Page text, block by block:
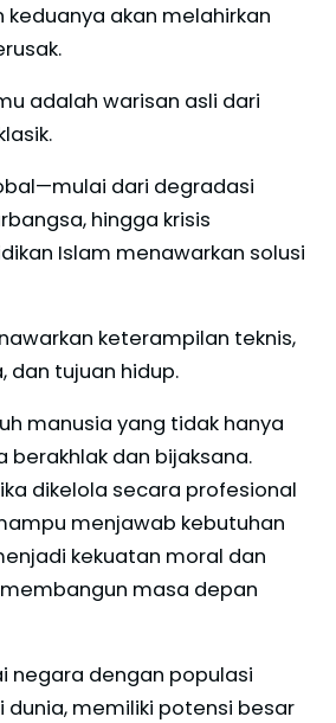
akan melahirkan
adalah warisan asli dari
dari degradasi
hingga krisis
Islam menawarkan solusi
keterampilan teknis,
dan tujuan hidup.
manusia yang tidak hanya
berakhlak dan bijaksana.
dikelola secara profesional
menjawab kebutuhan
kekuatan moral dan
masa depan
negara dengan populasi
dunia, memiliki potensi besar